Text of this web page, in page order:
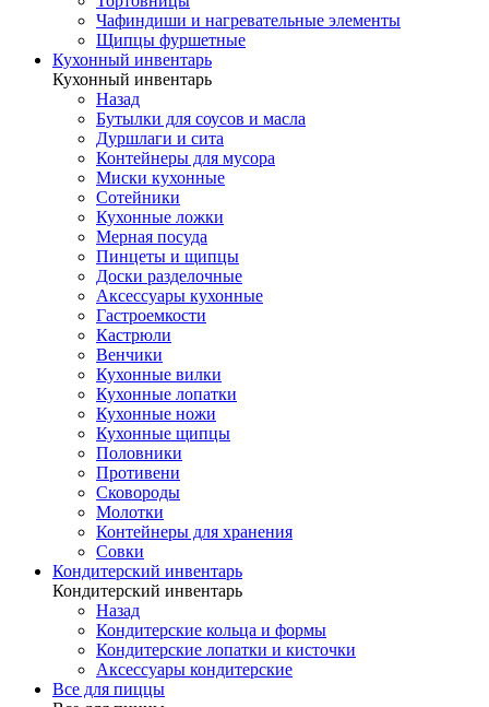
Чафиндиши и нагревательные элементы
Щипцы фуршетные
Кухонный инвентарь
Кухонный инвентарь
Назад
Бутылки для соусов и масла
Дуршлаги и сита
Контейнеры для мусора
Миски кухонные
Сотейники
Кухонные ложки
Мерная посуда
Пинцеты и щипцы
Доски разделочные
Аксессуары кухонные
Гастроемкости
Кастрюли
Венчики
Кухонные вилки
Кухонные лопатки
Кухонные ножи
Кухонные щипцы
Половники
Противени
Сковороды
Молотки
Контейнеры для хранения
Совки
Кондитерский инвентарь
Кондитерский инвентарь
Назад
Кондитерские кольца и формы
Кондитерские лопатки и кисточки
Аксессуары кондитерские
Все для пиццы